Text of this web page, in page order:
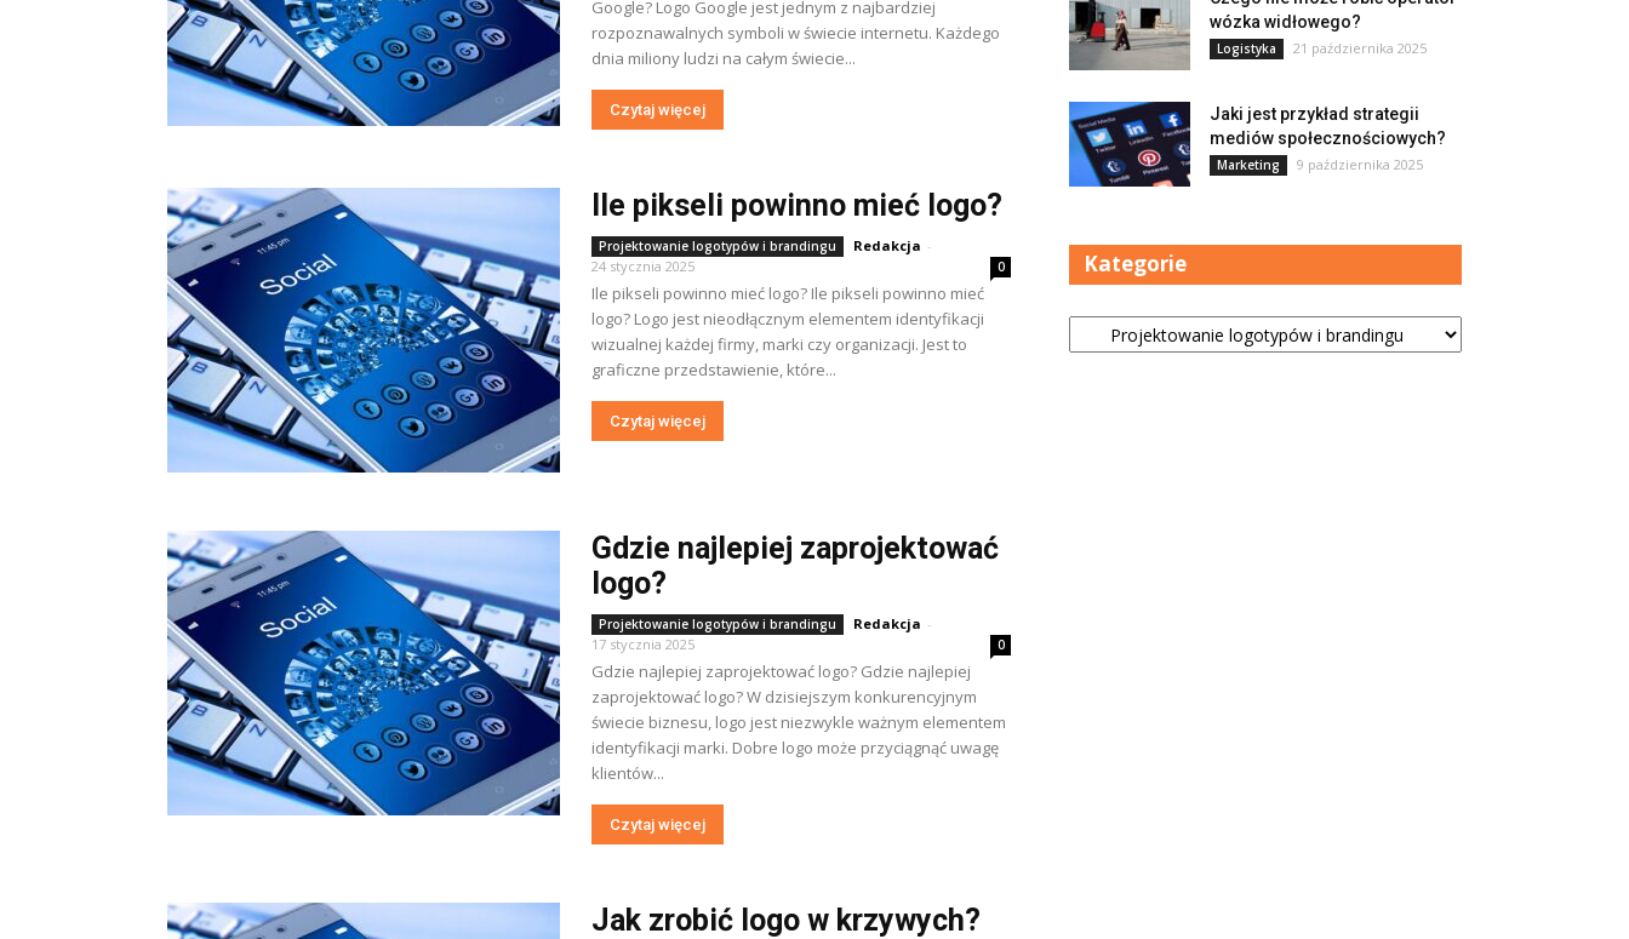
Google? Logo Google jest jednym z najbardziej
rozpoznawalnych symboli w świecie internetu. Każdego
dnia miliony ludzi na całym świecie...
Czytaj więcej
Ile pikseli powinno mieć logo?
Projektowanie logotypów i brandingu Redakcja -
24 stycznia 2025
0
Ile pikseli powinno mieć logo? Ile pikseli powinno mieć
logo? Logo jest nieodłącznym elementem identyfikacji
wizualnej każdej firmy, marki czy organizacji. Jest to
graficzne przedstawienie, które...
Czytaj więcej
Gdzie najlepiej zaprojektować
logo?
Projektowanie logotypów i brandingu Redakcja -
17 stycznia 2025
0
Gdzie najlepiej zaprojektować logo? Gdzie najlepiej
zaprojektować logo? W dzisiejszym konkurencyjnym
świecie biznesu, logo jest niezwykle ważnym elementem
identyfikacji marki. Dobre logo może przyciągnąć uwagę
klientów...
Czytaj więcej
Jak zrobić logo w krzywych?
wózka widłowego?
Logistyka 21 października 2025
Jaki jest przykład strategii
mediów społecznościowych?
Marketing 9 października 2025
Kategorie
Kategorie